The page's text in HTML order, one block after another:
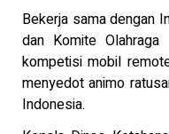
Bekerja sama dengan
dan Komite Olahraga
kompetisi mobil
menyedot animo
Indonesia.